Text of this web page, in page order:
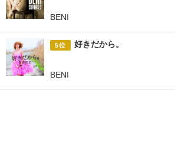
BENI
5位 好きだから。
BENI